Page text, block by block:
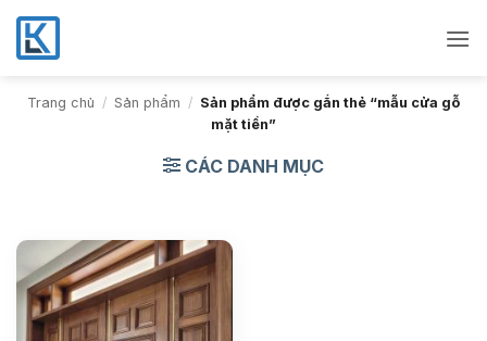
Bỏ
qua
nội
dungTrang chủ / Sản phẩm / Sản phẩm được gắn thẻ “mẫu cửa gỗ
mặt tiền”
CÁC DANH MỤC